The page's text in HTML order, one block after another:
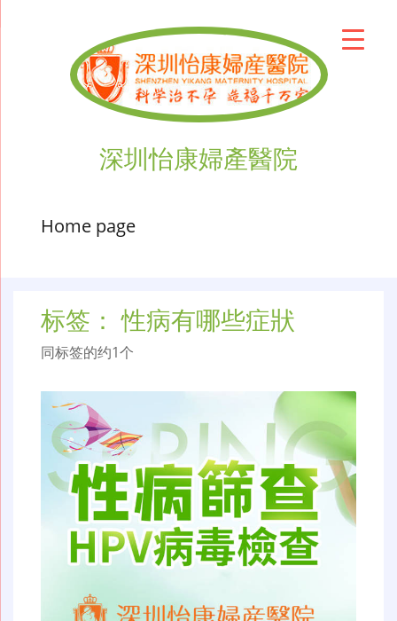
深圳怡康婦產醫院
Home page
标签：性病有哪些症狀
同标签的约1个